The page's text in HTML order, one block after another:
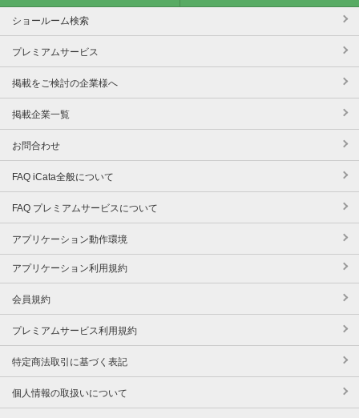
ショールーム検索
プレミアムサービス
掲載をご検討の企業様へ
掲載企業一覧
お問合わせ
FAQ iCata全般について
FAQ プレミアムサービスについて
アプリケーション動作環境
アプリケーション利用規約
会員規約
プレミアムサービス利用規約
特定商法取引に基づく表記
個人情報の取扱いについて